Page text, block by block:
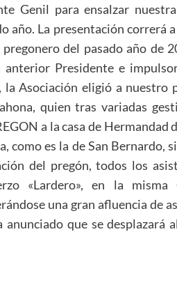
Genil para ensalzar nuestra
año. La presentación correrá
del pasado año de
Presidente e
Asociación eligió a nuestro
quien tras variadas
a la casa de Hermandad
como es la de San Bernardo,
del pregón, todos los
«Lardero», en la misma
una gran afluencia de
que se desplazará